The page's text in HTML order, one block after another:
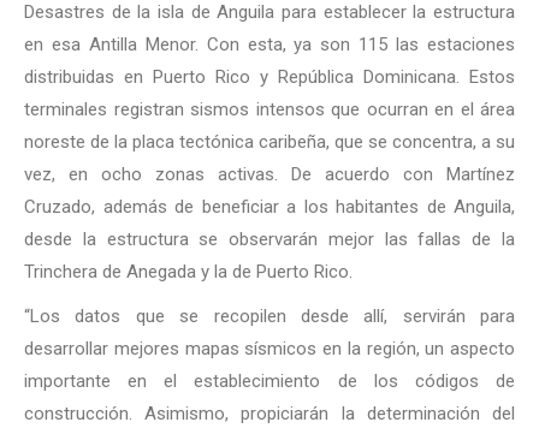
Desastres de la isla de Anguila para establecer la estructura
en esa Antilla Menor. Con esta, ya son 115 las estaciones
distribuidas en Puerto Rico y República Dominicana. Estos
terminales registran sismos intensos que ocurran en el área
noreste de la placa tectónica caribeña, que se concentra, a su
vez, en ocho zonas activas. De acuerdo con Martínez
Cruzado, además de beneficiar a los habitantes de Anguila,
desde la estructura se observarán mejor las fallas de la
Trinchera de Anegada y la de Puerto Rico.
“Los datos que se recopilen desde allí, servirán para
desarrollar mejores mapas sísmicos en la región, un aspecto
importante en el establecimiento de los códigos de
construcción. Asimismo, propiciarán la determinación del